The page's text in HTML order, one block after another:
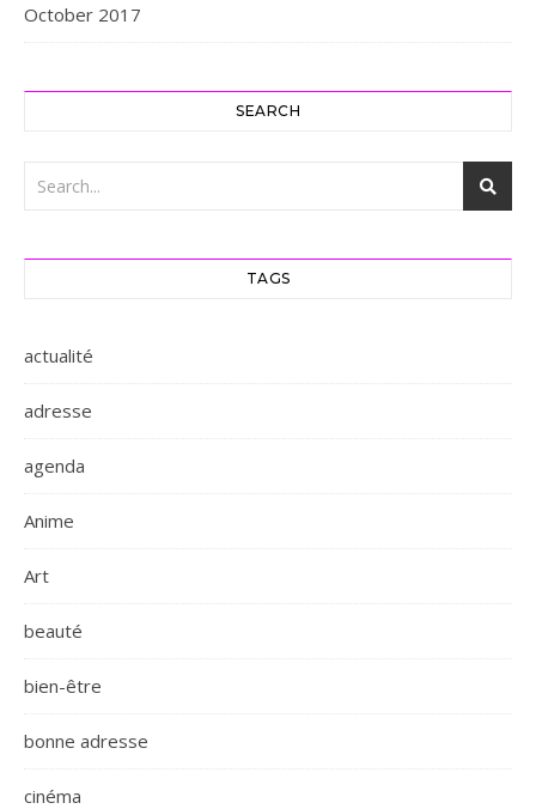
October 2017
SEARCH
TAGS
actualité
adresse
agenda
Anime
Art
beauté
bien-être
bonne adresse
cinéma